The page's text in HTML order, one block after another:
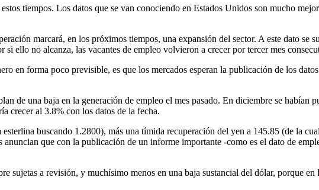
tiempos. Los datos que se van conociendo en Estados Unidos son mucho
marcará, en los próximos tiempos, una expansión del sector. A este dato se
ello no alcanza, las vacantes de empleo volvieron a crecer por tercer mes
en forma poco previsible, es que los mercados esperan la publicación de los
de una baja en la generación de empleo el mes pasado. En diciembre se habían
crecer al 3.8% con los datos de la fecha.
buscando 1.2800), más una tímida recuperación del yen a 145.85 (de la
que con la publicación de un informe importante -como es el dato de
sujetas a revisión, y muchísimo menos en una baja sustancial del dólar, porque en